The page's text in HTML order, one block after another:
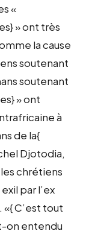
«
» ont très
la cause
soutenant
soutenant
» ont
à
de la{
Djotodia,
chrétiens
par l’ex
C’est tout
on entendu